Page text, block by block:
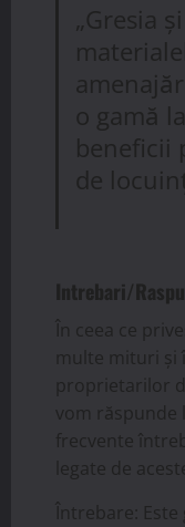
„Gresia
o gamă
beneficii
de
Intrebari/
În ceea ce
multe mituri și
proprietarilor
vom răspunde
frecvente
legate de
Întrebare: